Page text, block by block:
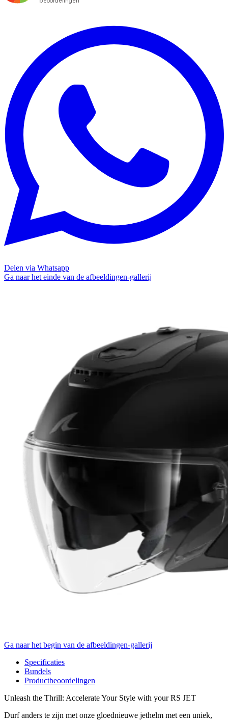
Delen via Whatsapp
Ga naar het einde van de afbeeldingen-gallerij
Ga naar het begin van de afbeeldingen-gallerij
Specificaties
Bundels
Productbeoordelingen
Unleash the Thrill: Accelerate Your Style with your RS JET
Durf anders te zijn met onze gloednieuwe jethelm met een uniek,